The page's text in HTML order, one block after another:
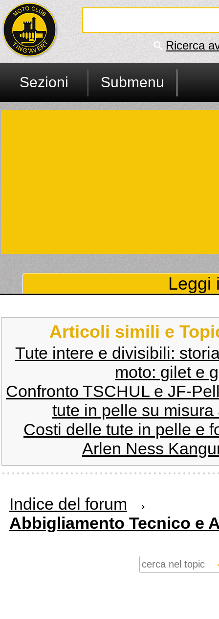
Ricerca
Sezioni Submenu
Leggi
Articoli simili e
Tute intere e divisibili:
moto: gilet e
Confronto TSCHUL e JF-
tute in pelle su
Costi delle tute in pelle e
Arlen Ness
Indice del forum →
Abbigliamento Tecnico e